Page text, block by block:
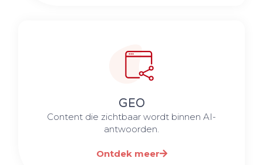
GEO
Content die zichtbaar wordt binnen AI-
antwoorden.
Ontdek meer